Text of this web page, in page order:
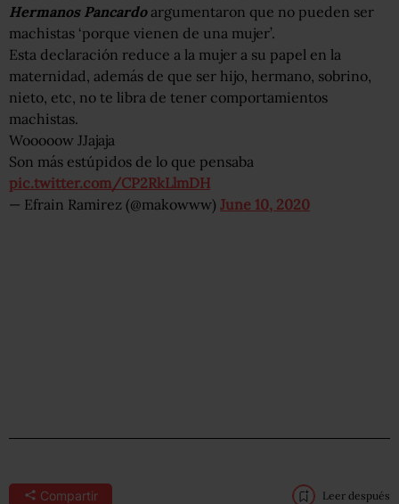
Hermanos Pancardoargumentaron que no pueden ser
machistas ‘porque vienen de una mujer’.
Esta declaración reduce a la mujer a su papel en la
maternidad, además de que ser hijo, hermano, sobrino,
nieto, etc, no te libra de tener comportamientos
machistas.
Wooooow JJajaja
Son más estúpidos de lo que pensaba
pic.twitter.com/CP2RkLlmDH
— Efrain Ramirez (@makowww) June 10, 2020
Compartir Leer después